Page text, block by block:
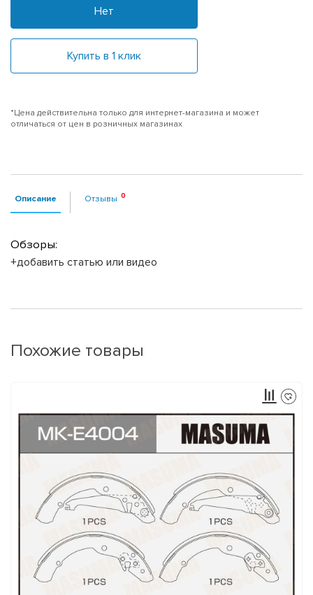
Нет
Купить в 1 клик
*Цена действительна только для интернет-магазина и может
отличаться от цен в розничных магазинах
Описание Отзывы
Обзоры:
+добавить статью или видео
Похожие товары